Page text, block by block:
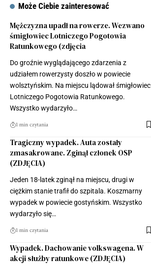
Może Ciebie zainteresować
Mężczyzna upadł na rowerze. Wezwano
śmigłowiec Lotniczego Pogotowia
Ratunkowego (zdjęcia
Do groźnie wyglądającego zdarzenia z
udziałem rowerzysty doszło w powiecie
wolsztyńskim. Na miejscu lądował śmigłowiec
Lotniczego Pogotowia Ratunkowego.
Wszystko wydarzyło…
1 min czytania
Tragiczny wypadek. Auta zostały
zmasakrowane. Zginął członek OSP
(ZDJĘCIA)
Jeden 18-latek zginął na miejscu, drugi w
ciężkim stanie trafił do szpitala. Koszmarny
wypadek w powiecie gostyńskim. Wszystko
wydarzyło się…
1 min czytania
Wypadek. Dachowanie volkswagena. W
akcji służby ratunkowe (ZDJĘCIA)